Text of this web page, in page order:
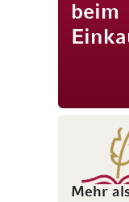
beim
Mehr